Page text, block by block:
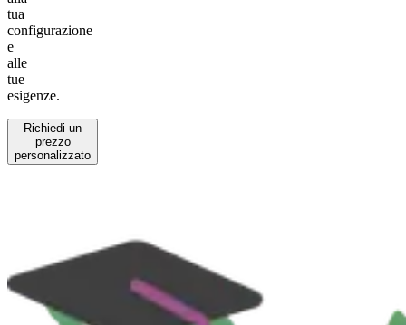
tua
configurazione
e
alle
tue
esigenze.
Richiedi un
prezzo
personalizzato